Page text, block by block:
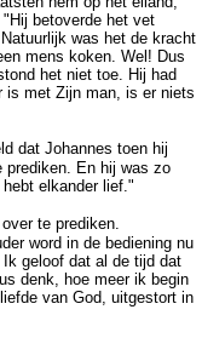
betoverde het vet
was het de kracht
mens koken. Wel! Dus
het niet toe. Hij had
is met Zijn man, is er niets
dat Johannes toen hij
prediken. En hij was zo
elkander lief."
te prediken.
word in de bediening nu
geloof dat al de tijd dat
denk, hoe meer ik begin
van God, uitgestort in